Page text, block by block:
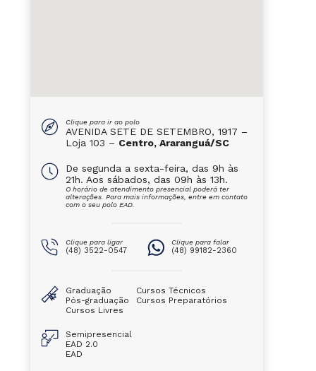
Clique para ir ao polo
AVENIDA SETE DE SETEMBRO, 1917 –
Loja 103 – Centro, Araranguá/SC
De segunda a sexta-feira, das 9h às
21h. Aos sábados, das 09h às 13h.
O horário de atendimento presencial poderá ter
alterações. Para mais informações, entre em contato
com o seu polo EAD.
Clique para ligar
(48) 3522-0547
Clique para falar
(48) 99182-2360
Graduação
Pós-graduação
Cursos Livres
Cursos Técnicos
Cursos Preparatórios
Semipresencial
EAD 2.0
EAD